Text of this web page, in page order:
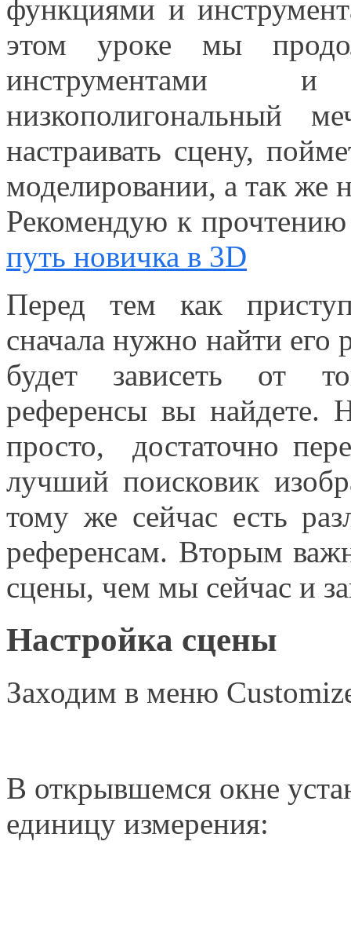
функциями и
этом уроке мы
инструментами
низкополигональный
настраивать сцену,
моделировании, а так же
Рекомендую к
путь новичка в 3D
Перед тем как
сначала нужно найти его
будет зависеть от
референсы вы найдете.
просто, достаточно
лучший поисковик
тому же сейчас есть
референсам. Вторым
сцены, чем мы сейчас и
Настройка сцены
Заходим в меню
В открывшемся окне
единицу измерения: